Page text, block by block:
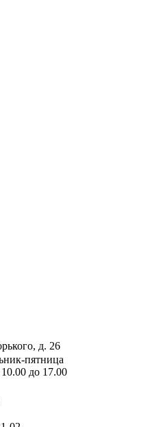
д. 26
пятница
до 17.00